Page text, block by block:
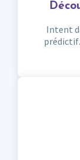
Intent